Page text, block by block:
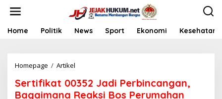
Home Politik News Sport Ekonomi Kesehatan
Homepage / Artikel
r
t
Sertifikat 00352 Jadi Perbincangan,
Bagaimana Reaksi Bos Perumahan